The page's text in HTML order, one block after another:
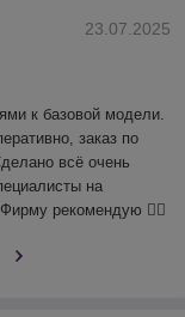
23.07.2025
к базовой модели.
заказ по
всё очень
на
рекомендую 👍🏻